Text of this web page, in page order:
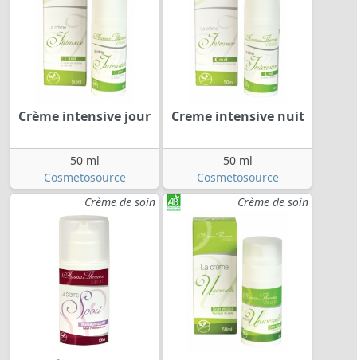
Crème intensive jour
50 ml
Cosmetosource
Creme intensive nuit
50 ml
Cosmetosource
Crème de soin
Crème de soin